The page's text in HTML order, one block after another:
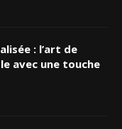
: l’art de
avec une touche